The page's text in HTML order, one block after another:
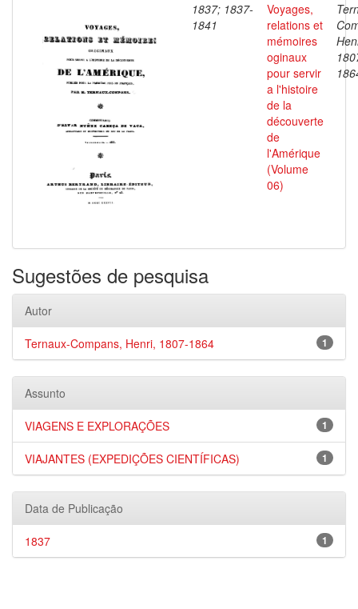
1837; 1837-
1841
Voyages,
relations et
mémoires
oginaux
pour servir
a l'histoire
de la
découverte
de
l'Amérique
(Volume
06)
Sugestões de pesquisa
Autor
1
Ternaux-Compans, Henri, 1807-1864
Assunto
1
VIAGENS E EXPLORAÇÕES
1
VIAJANTES (EXPEDIÇÕES CIENTÍFICAS)
Data de Publicação
1
1837